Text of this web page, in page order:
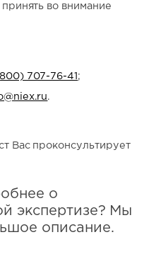
во внимание
707-76-41 ;
.
Вас проконсультирует
о
экспертизе? Мы
описание.